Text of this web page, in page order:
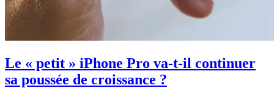
Le « petit » iPhone Pro va-t-il continuer
sa poussée de croissance ?